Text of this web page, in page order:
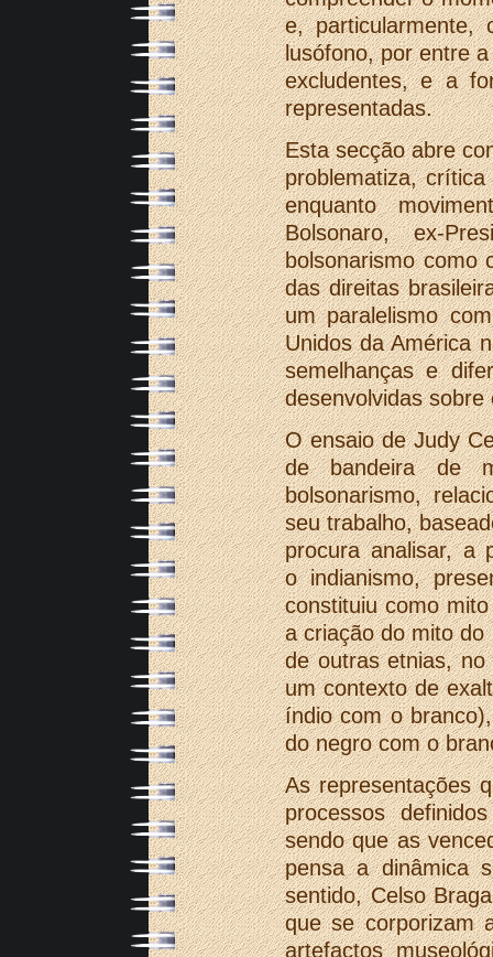
e, particularmente,
lusófono, por entre
excludentes, e a
representadas.
Esta secção abre
problematiza,
enquanto
Bolsonaro, ex-
bolsonarismo como
das direitas
um paralelismo
Unidos da América
semelhanças e
desenvolvidas
O ensaio de Judy
de bandeira de
bolsonarismo,
seu trabalho,
procura analisar, a
o indianismo,
constituiu como
a criação do mito
de outras etnias,
um contexto de
índio com o
do negro com o
As representações
processos
sendo que as
pensa a dinâmica
sentido, Celso
que se corporizam
artefactos